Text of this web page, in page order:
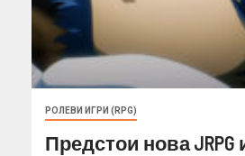
РОЛЕВИ ИГРИ (RPG)
Предстои нова JRPG